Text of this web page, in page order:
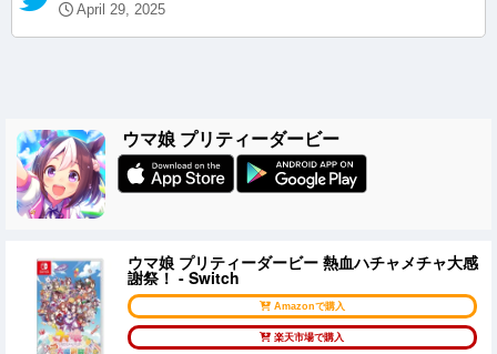
April 29, 2025
ウマ娘 プリティーダービー
ウマ娘 プリティーダービー 熱血ハチャメチャ大感
謝祭！ - Switch
Amazonで購入
楽天市場で購入